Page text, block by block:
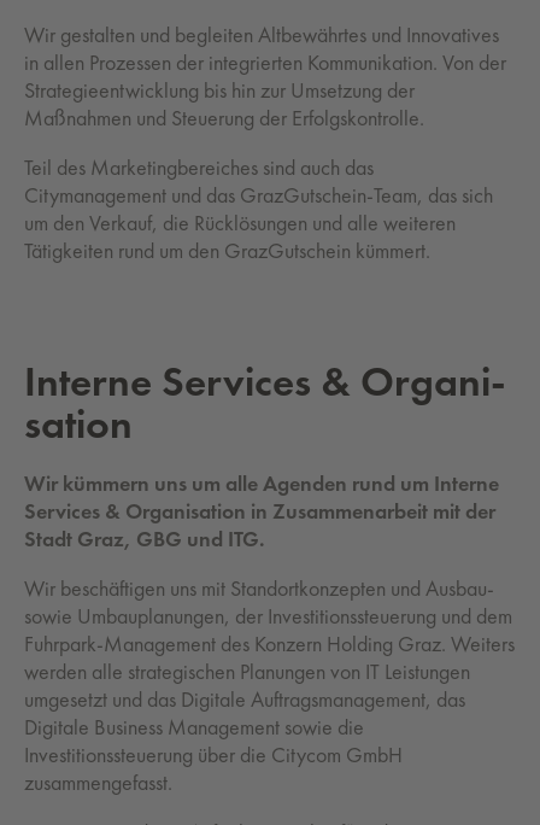
Wir gestalten und begleiten Altbewährtes und Innovatives
in allen Prozessen der integrierten Kommunikation. Von der
Strategieentwicklung bis hin zur Umsetzung der
Maßnahmen und Steuerung der Erfolgskontrolle.
Teil des Marketingbereiches sind auch das
Citymanagement und das GrazGutschein-Team, das sich
um den Verkauf, die Rücklösungen und alle weiteren
Tätigkeiten rund um den GrazGutschein kümmert.
In­ter­ne Ser­vices & Or­ga­ni­
sa­ti­on
Wir kümmern uns um alle Agenden rund um Interne
Services & Organisation in Zusammenarbeit mit der
Stadt Graz, GBG und ITG.
Wir beschäftigen uns mit Standortkonzepten und Ausbau-
sowie Umbauplanungen, der Investitionssteuerung und dem
Fuhrpark-Management des Konzern Holding Graz. Weiters
werden alle strategischen Planungen von IT Leistungen
umgesetzt und das Digitale Auftragsmanagement, das
Digitale Business Management sowie die
Investitionssteuerung über die Citycom GmbH
zusammengefasst.